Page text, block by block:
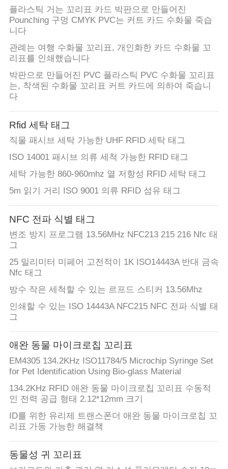
우
사
이
트
맵
PRIVACY
POLICY
플라스틱 거는 꼬리표 카드 박판으로 만들어진
Pounching 구멍 CMYK PVC는 커트 카드 수화물 죽습
니다
관례는 여행 수화물 꼬리표, 개인화한 카드 수화물 꼬
리표를 인쇄했습니다
박판으로 만들어진 PVC 플라스틱 PVC 수화물 꼬리표
는, 착색된 수화물 꼬리표 커트 카드에 의하여 죽습니
다
Rfid 세탁 태그
직물 패시브 세탁 가능한 UHF RFID 세탁 태그
ISO 14001 패시브 의류 세척 가능한 RFID 태그
세탁 가능한 860-960mhz 열 저항성 RFID 세탁 태그
5m 읽기 거리 ISO 9001 의류 RFID 섬유 태그
NFC 전파 식별 태그
변조 방지 프로그램 13.56MHz NFC213 215 216 Nfc 태
그
25 밀리미터 미페어 고전적이 1K ISO14443A 반대 금속
Nfc 태그
방수 작은 세척할 수 있는 르프드 스티커 13.56Mhz
인쇄할 수 있는 ISO 14443A NFC215 NFC 전파 식별 태
그
애완 동물 마이크로칩 꼬리표
EM4305 134.2KHz ISO11784/5 Microchip Syringe Set
for Pet Identification Using Bio-glass Material
134.2KHz RFID 애완 동물 마이크로칩 꼬리표 수동적
인 전력 공급 형태 2.12*12mm 크기
ID를 위한 유리제 트랜스폰더 애완 동물 마이크로칩 꼬
리표 가동 가능한 해결책
동물성 귀 꼬리표